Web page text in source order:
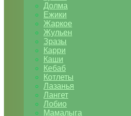
Долма
Ежики
Жаркое
Жульен
Зразы
Карри
Каши
Кебаб
Котлеты
Лазанья
Лангет
Лобио
Мамалыга